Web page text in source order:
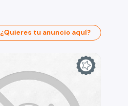
¿Quieres tu anuncio aquí?